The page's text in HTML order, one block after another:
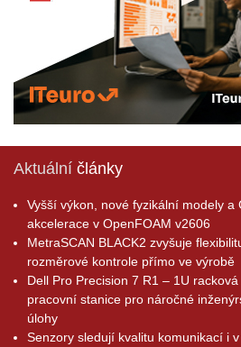
Aktuální články
Vyšší výkon, nové fyzikální modely a
akcelerace v OpenFOAM v2606
MetraSCAN BLACK2 zvyšuje
rozměrové kontrole přímo ve výrobě
Dell Pro Precision 7 R1 – 1U racková
pracovní stanice pro náročné
úlohy
Senzory sledují kvalitu komunikací i v